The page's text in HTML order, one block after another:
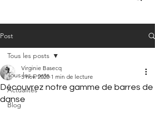
Post
Tous les posts
Actualités
Blog
Tous les posts
Découvrez notre gamme de barres de
danse
Virginie Basecq
5 nov. 2020 1 min de lecture